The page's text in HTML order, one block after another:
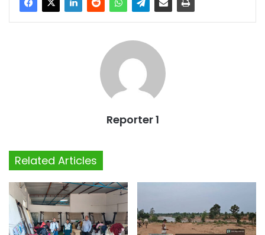
Reporter 1
Related Articles